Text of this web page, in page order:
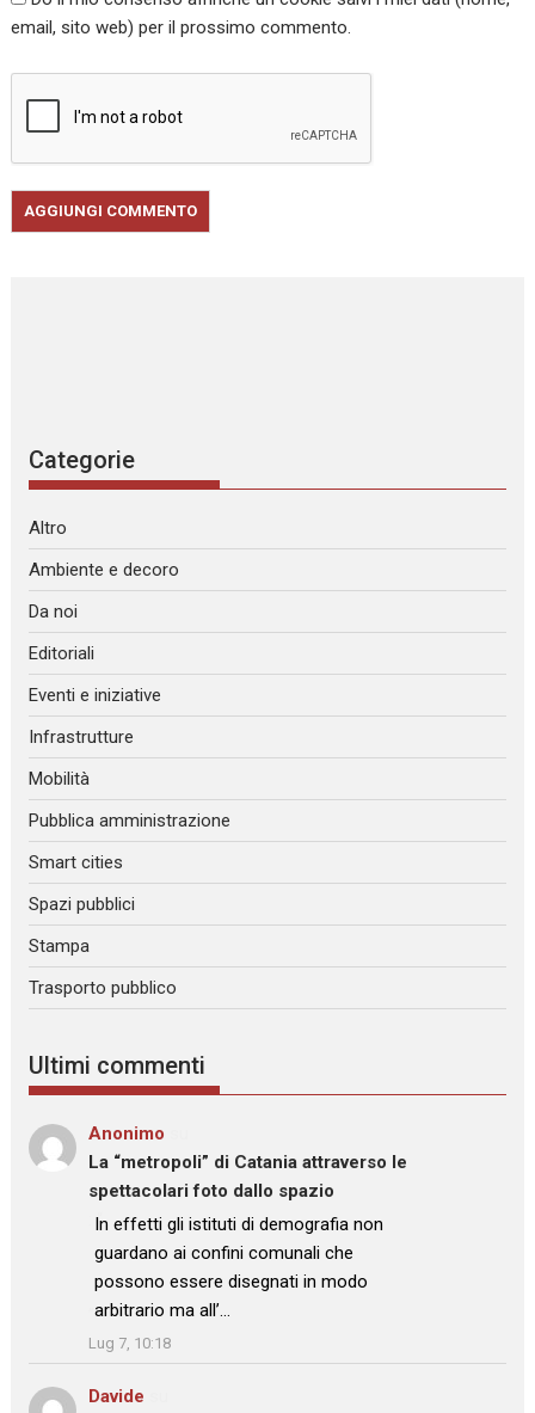
email, sito web) per il prossimo commento.
Categorie
Altro
Ambiente e decoro
Da noi
Editoriali
Eventi e iniziative
Infrastrutture
Mobilità
Pubblica amministrazione
Smart cities
Spazi pubblici
Stampa
Trasporto pubblico
Ultimi commenti
Anonimo
La “metropoli” di Catania attraverso le
spettacolari foto dallo spazio
: “
In effetti gli istituti di demografia non
guardano ai confini comunali che
possono essere disegnati in modo
arbitrario ma all’…
”
Lug 7, 10:18
Davide